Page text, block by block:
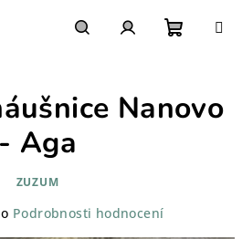
košík
Nanovo
- Aga
ZUZUM
Podrobnosti hodnocení